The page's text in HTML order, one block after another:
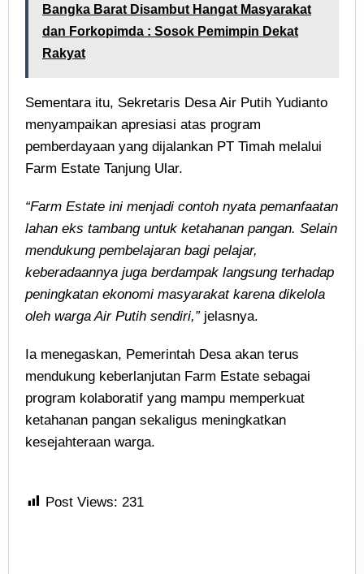
Bangka Barat Disambut Hangat Masyarakat
dan Forkopimda : Sosok Pemimpin Dekat
Rakyat
Sementara itu, Sekretaris Desa Air Putih Yudianto
menyampaikan apresiasi atas program
pemberdayaan yang dijalankan PT Timah melalui
Farm Estate Tanjung Ular.
“Farm Estate ini menjadi contoh nyata pemanfaatan
lahan eks tambang untuk ketahanan pangan. Selain
mendukung pembelajaran bagi pelajar,
keberadaannya juga berdampak langsung terhadap
peningkatan ekonomi masyarakat karena dikelola
oleh warga Air Putih sendiri,”jelasnya.
Ia menegaskan, Pemerintah Desa akan terus
mendukung keberlanjutan Farm Estate sebagai
program kolaboratif yang mampu memperkuat
ketahanan pangan sekaligus meningkatkan
kesejahteraan warga.
Post Views: 231